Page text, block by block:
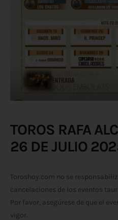
TOROS RAFA
26 DE JULIO
Toroshoy.com no se
cancelaciones de los eventos
Por favor, asegúrese de que el
vigor.